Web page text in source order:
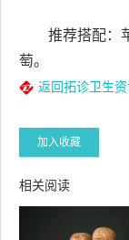
推荐搭配：
萄。
返回拓诊卫生
加入收藏
相关阅读